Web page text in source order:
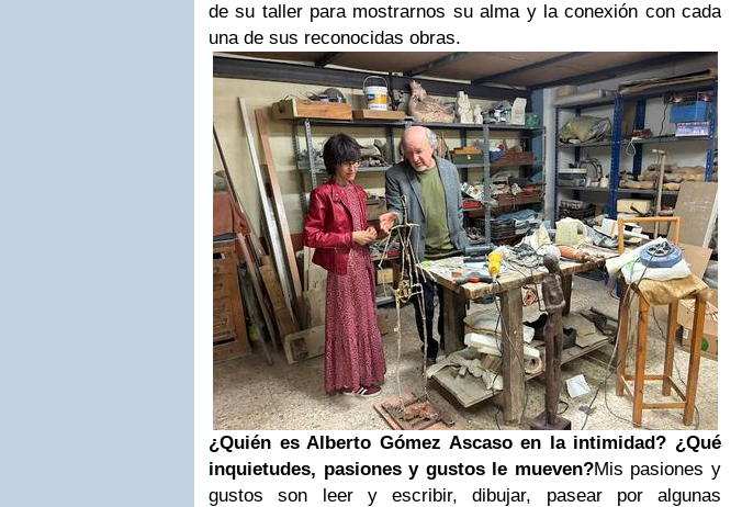
de su taller para mostrarnos su alma y la conexión con cada
una de sus reconocidas obras.
¿Quién es Alberto Gómez Ascaso en la intimidad? ¿Qué
inquietudes, pasiones y gustos le mueven?Mis pasiones y
gustos son leer y escribir, dibujar, pasear por algunas